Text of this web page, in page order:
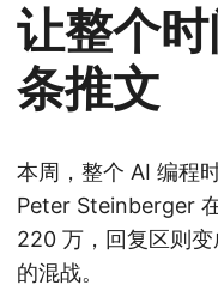
让整个
条推文
本周，整个 AI 编程
Peter Steinberger
220 万，回复区则
的混战。